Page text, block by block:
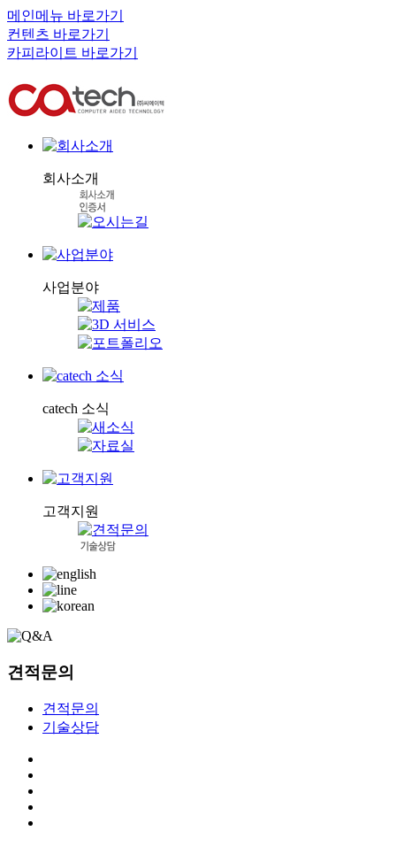
메인메뉴 바로가기
컨텐츠 바로가기
카피라이트 바로가기
회사소개
사업분야
catech 소식
고객지원
견적문의
견적문의
기술상담